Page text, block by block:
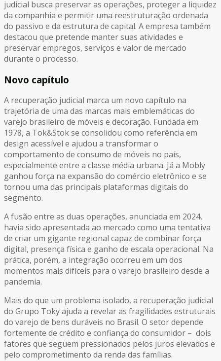
judicial busca preservar as operações, proteger a liquidez
da companhia e permitir uma reestruturação ordenada
do passivo e da estrutura de capital. A empresa também
destacou que pretende manter suas atividades e
preservar empregos, serviços e valor de mercado
durante o processo.
Novo capítulo
A recuperação judicial marca um novo capítulo na
trajetória de uma das marcas mais emblemáticas do
varejo brasileiro de móveis e decoração. Fundada em
1978, a Tok&Stok se consolidou como referência em
design acessível e ajudou a transformar o
comportamento de consumo de móveis no país,
especialmente entre a classe média urbana. Já a Mobly
ganhou força na expansão do comércio eletrônico e se
tornou uma das principais plataformas digitais do
segmento.
A fusão entre as duas operações, anunciada em 2024,
havia sido apresentada ao mercado como uma tentativa
de criar um gigante regional capaz de combinar força
digital, presença física e ganho de escala operacional. Na
prática, porém, a integração ocorreu em um dos
momentos mais difíceis para o varejo brasileiro desde a
pandemia.
Mais do que um problema isolado, a recuperação judicial
do Grupo Toky ajuda a revelar as fragilidades estruturais
do varejo de bens duráveis no Brasil. O setor depende
fortemente de crédito e confiança do consumidor – dois
fatores que seguem pressionados pelos juros elevados e
pelo comprometimento da renda das famílias.